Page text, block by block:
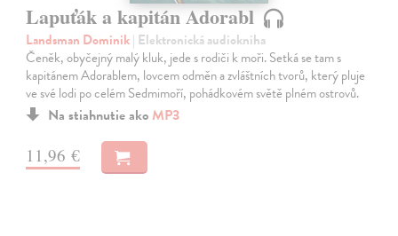
Lapuťák a kapitán Adorabl
Landsman Dominik| Elektronická audiokniha
Čeněk, obyčejný malý kluk, jede s rodiči k moři. Setká se tam s
kapitánem Adorablem, lovcem odměn a zvláštních tvorů, který pluje
ve své lodi po celém Sedmimoří, pohádkovém světě plném ostrovů.
Na stiahnutie ako MP3
11,96 €